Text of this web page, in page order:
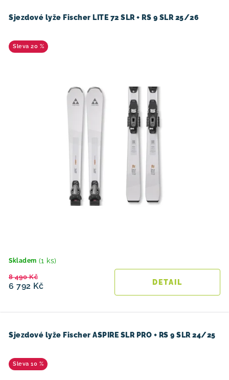
Sjezdové lyže Fischer LITE 72 SLR + RS 9 SLR 25/26
20 %
Skladem (1 ks)
6 792 Kč
8 490 Kč
Sjezdové lyže Fischer ASPIRE SLR PRO + RS 9 SLR 24/25
10 %